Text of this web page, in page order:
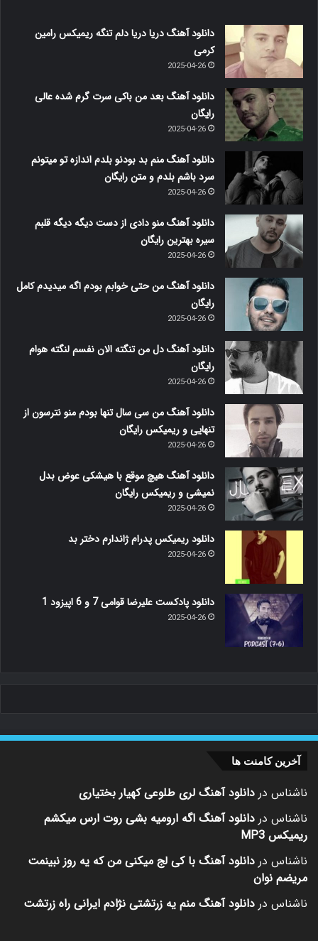
دانلود آهنگ دریا دریا دلم تنگه ریمیکس رامین
کرمی
2025-04-26
دانلود آهنگ بعد من باکی سرت گرم شده عالی
رایگان
2025-04-26
دانلود آهنگ منم بد بودنو بلدم اندازه تو میتونم
سرد باشم بلدم و متن رایگان
2025-04-26
دانلود آهنگ منو دادی از دست دیگه دیگه قلبم
سیره بهترین رایگان
2025-04-26
دانلود آهنگ من حتی خوابم بودم اگه میدیدم کامل
رایگان
2025-04-26
دانلود آهنگ دل من تنگته الان نفسم لنگته هوام
رایگان
2025-04-26
دانلود آهنگ من سی سال تنها بودم منو نترسون از
تنهایی و ریمیکس رایگان
2025-04-26
دانلود آهنگ هیچ موقع با هیشکی عوض بدل
نمیشی و ریمیکس رایگان
2025-04-26
دانلود ریمیکس پدرام ژاندارم دختر بد
2025-04-26
دانلود پادکست علیرضا قوامی 7 و 6 اپیزود 1
2025-04-26
آخرین کامنت ها
ناشناس در دانلود آهنگ لری طلوعی کهیار بختیاری
ناشناس در دانلود آهنگ اگه ارومیه بشی روت ارس میکشم
ریمیکس MP3
ناشناس در دانلود آهنگ با کی لج میکنی من که یه روز نبینمت
مریضم نوان
ناشناس در دانلود آهنگ منم یه زرتشتی نژادم ایرانی راه زرتشت